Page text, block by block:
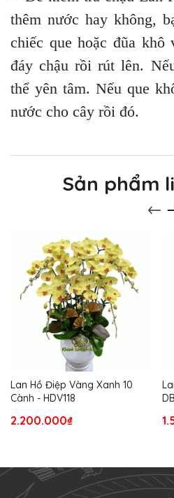
thêm nước hay không,
chiếc que hoặc đũa khô
đáy chậu rồi rút lên.
thể yên tâm. Nếu que
nước cho cây rồi đó.
Sản phẩm
Lan Hồ Điệp Vàng Xanh 10
Cành - HDV118
2.200.000₫